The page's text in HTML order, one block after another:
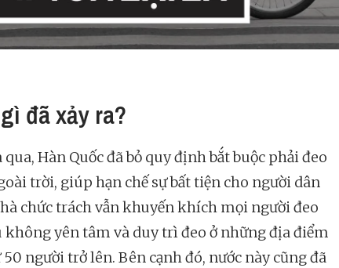
đã xảy ra?
Hàn Quốc đã bỏ quy định bắt buộc phải đeo
trời, giúp hạn chế sự bất tiện cho người dân
chức trách vẫn khuyến khích mọi người đeo
yên tâm và duy trì đeo ở những địa điểm
người trở lên. Bên cạnh đó, nước này cũng đã